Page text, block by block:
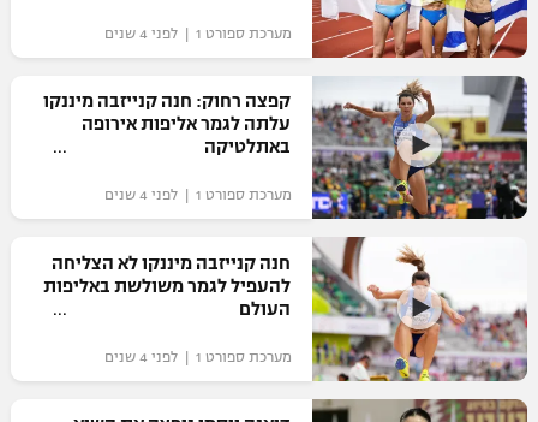
"מחצית בשכונה" – פודקאסט
משתתפים וזוכים בפרסים
תקנון משתתפים וזוכים בפרסים
תקנון עבור פעילות אלקטרה
תקנון עבור פעילות ספורט 1 – "מרלן"
טניס
תנאי שימוש
אופניים
ספורט מוטורי
כדורמים
פוטבול אמריקאי NFL
ספורט אתגרי ואקסטרים
אומנויות לחימה
מערכת ספורט 1 | לפני 4 שנים
קפצה רחוק: חנה קנייזבה מיננקו
עלתה לגמר אליפות אירופה
באתלטיקה
מערכת ספורט 1 | לפני 4 שנים
חנה קנייזבה מיננקו לא הצליחה
להעפיל לגמר משולשת באליפות
העולם
מערכת ספורט 1 | לפני 4 שנים